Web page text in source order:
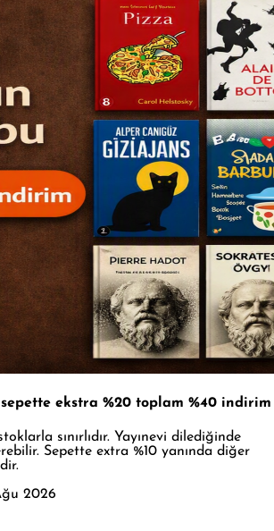
ekstra %20 toplam %40 indirim
sınırlıdır. Yayınevi dilediğinde
Sepette extra %10 yanında diğer
2026